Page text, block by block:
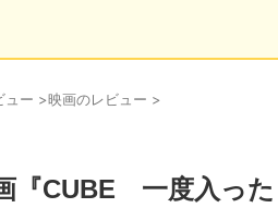
ュー >映画のレビュー >
『CUBE 一度入っ